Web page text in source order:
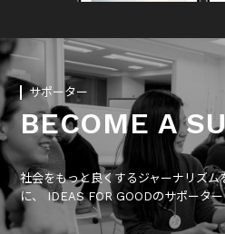
サポーター
BECOME A
社会をもっと良くするジャーナリズム
に、 IDEAS FOR GOODのサポーター